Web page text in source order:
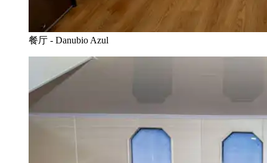
餐厅 - Danubio Azul